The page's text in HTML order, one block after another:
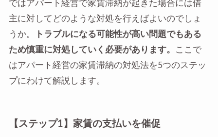
ではアパート経営で家賃滞納が起きた場合には借
主に対してどのような対処を行えばよいのでしょ
うか。
トラブルになる可能性が高い問題でもある
ため慎重に対処していく必要があります。
ここで
はアパート経営の家賃滞納の対処法を5つのステッ
プにわけて解説します。
【ステップ1】家賃の支払いを催促